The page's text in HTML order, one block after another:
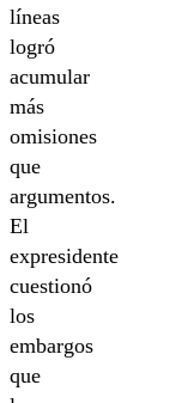
líneas
logró
acumular
más
omisiones
que
argumentos.
El
expresidente
cuestionó
los
embargos
que